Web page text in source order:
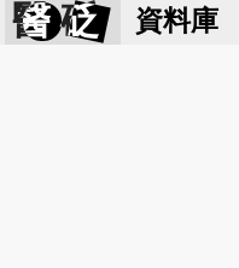
醫 砭 資料庫